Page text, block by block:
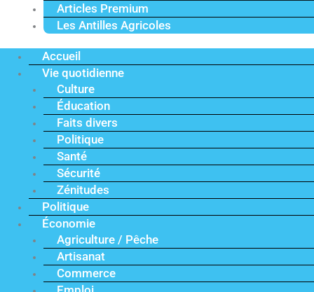
Articles Premium
Les Antilles Agricoles
Accueil
Vie quotidienne
Culture
Éducation
Faits divers
Politique
Santé
Sécurité
Zénitudes
Politique
Économie
Agriculture / Pêche
Artisanat
Commerce